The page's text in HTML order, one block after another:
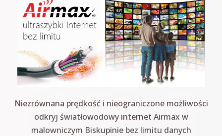
Niezrównana prędkość i nieograniczone możliwości
odkryj światłowodowy internet Airmax w
malowniczym Biskupinie bez limitu danych